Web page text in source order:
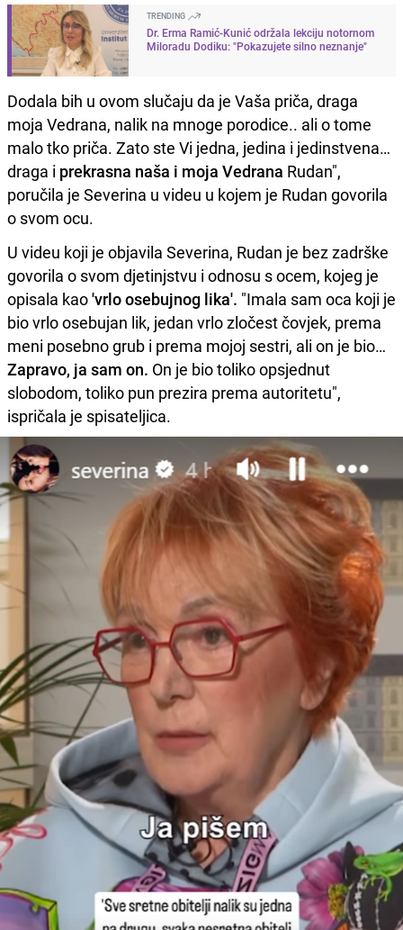
TRENDING
Dr. Erma Ramić-Kunić održala lekciju notornom
Miloradu Dodiku: "Pokazujete silno neznanje"
Dodala bih u ovom slučaju da je Vaša priča, draga
moja Vedrana, nalik na mnoge porodice.. ali o tome
malo tko priča. Zato ste Vi jedna, jedina i jedinstvena…
draga i prekrasna naša i moja Vedrana Rudan",
poručila je Severina u videu u kojem je Rudan govorila
o svom ocu.
U videu koji je objavila Severina, Rudan je bez zadrške
govorila o svom djetinjstvu i odnosu s ocem, kojeg je
opisala kao'vrlo osebujnog lika'. "Imala sam oca koji je
bio vrlo osebujan lik, jedan vrlo zločest čovjek, prema
meni posebno grub i prema mojoj sestri, ali on je bio…
Zapravo, ja sam on. On je bio toliko opsjednut
slobodom, toliko pun prezira prema autoritetu",
ispričala je spisateljica.